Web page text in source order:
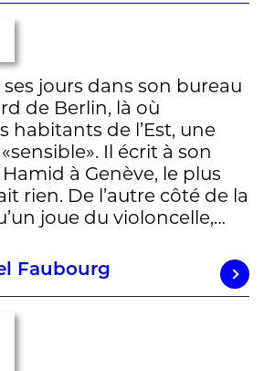
ses jours dans son bureau
de Berlin, là où
habitants de l’Est, une
Il écrit à son
à Genève, le plus
rien. De l’autre côté de la
joue du violoncelle,…
Faubourg